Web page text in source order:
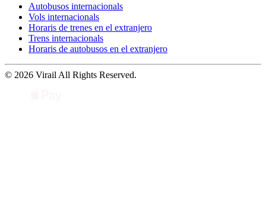
Autobusos internacionals
Vols internacionals
Horaris de trenes en el extranjero
Trens internacionals
Horaris de autobusos en el extranjero
© 2026 Virail All Rights Reserved.